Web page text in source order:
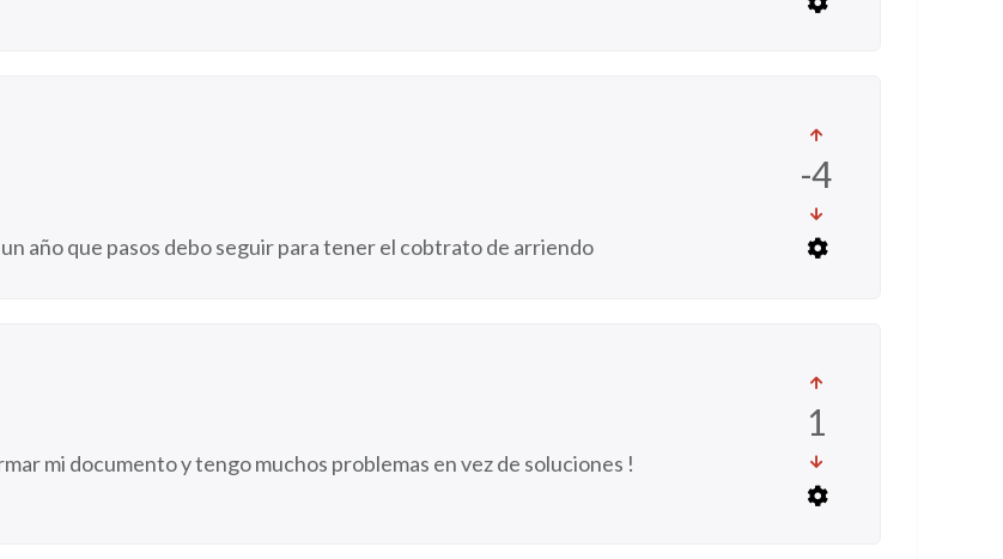
año que pasos debo seguir para tener el cobtrato de arriendo
-4
mi documento y tengo muchos problemas en vez de soluciones !
1